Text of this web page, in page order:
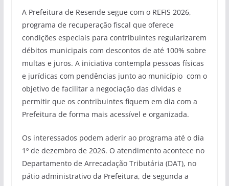
A Prefeitura de Resende segue com o REFIS 2026,
programa de recuperação fiscal que oferece
condições especiais para contribuintes regularizarem
débitos municipais com descontos de até 100% sobre
multas e juros. A iniciativa contempla pessoas físicas
e jurídicas com pendências junto ao município com o
objetivo de facilitar a negociação das dívidas e
permitir que os contribuintes fiquem em dia com a
Prefeitura de forma mais acessível e organizada.
Os interessados podem aderir ao programa até o dia
1º de dezembro de 2026. O atendimento acontece no
Departamento de Arrecadação Tributária (DAT), no
pátio administrativo da Prefeitura, de segunda a